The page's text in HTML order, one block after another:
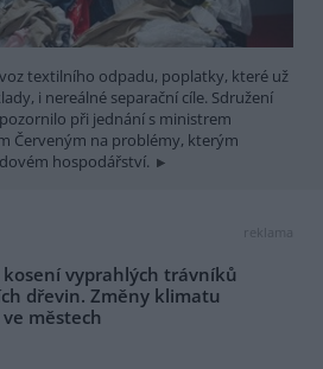
textilního odpadu, poplatky, které už
i nereálné separační cíle. Sdružení
při jednání s ministrem
Červeným na problémy, kterým
hospodářství.
reklama
vyprahlých trávníků
dřevin. Změny klimatu
městech